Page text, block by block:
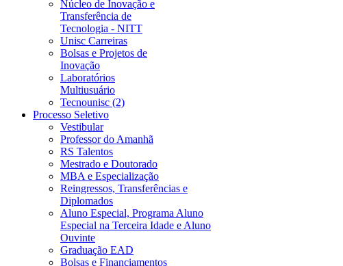
Núcleo de Inovação e
Transferência de
Tecnologia - NITT
Unisc Carreiras
Bolsas e Projetos de
Inovação
Laboratórios
Multiusuário
Tecnounisc (2)
Processo Seletivo
Vestibular
Professor do Amanhã
RS Talentos
Mestrado e Doutorado
MBA e Especialização
Reingressos, Transferências e
Diplomados
Aluno Especial, Programa Aluno
Especial na Terceira Idade e Aluno
Ouvinte
Graduação EAD
Bolsas e Financiamentos